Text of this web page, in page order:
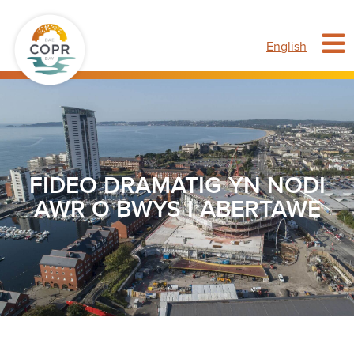
English
FIDEO DRAMATIG YN NODI
AWR O BWYS I ABERTAWE